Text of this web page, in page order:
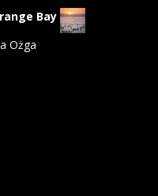
Bay
Ożga